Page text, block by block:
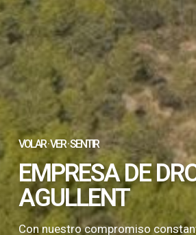
VOLAR · VER · SENTIR
EMPRESA DE
AGULLENT
Con nuestro compromiso